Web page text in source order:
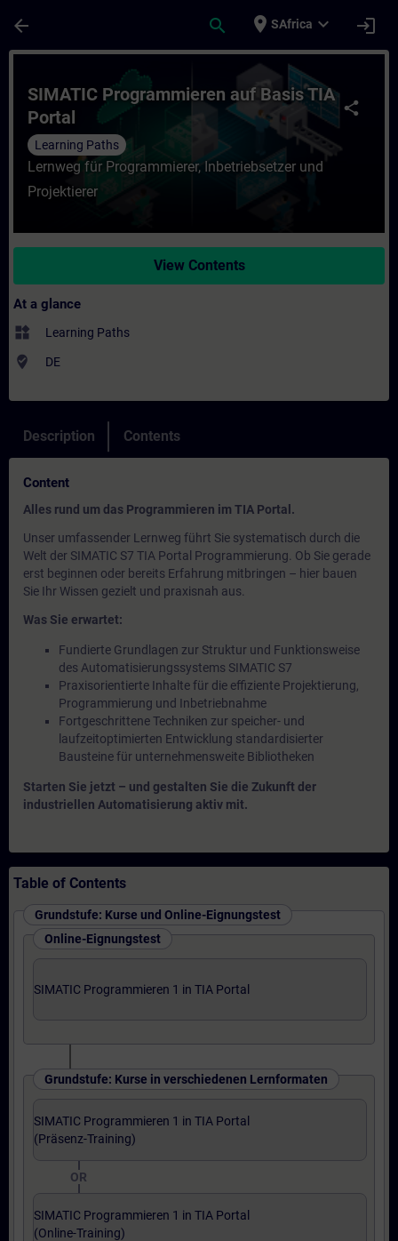
arrow_back search place SAfrica expand_more login
Course - SIMATIC Programmieren auf
share
SIMATIC Programmieren auf Basis TIA
Portal
Learning Paths
Lernweg für Programmierer, Inbetriebsetzer und
Projektierer
View Contents
At a glance
widgets Learning Paths
where_to_vote DE
Description Contents
Content
Alles rund um das Programmieren im TIA Portal.
Unser umfassender Lernweg führt Sie systematisch durch die
Welt der SIMATIC S7 TIA Portal Programmierung. Ob Sie gerade
erst beginnen oder bereits Erfahrung mitbringen – hier bauen
Sie Ihr Wissen gezielt und praxisnah aus.
Was Sie erwartet:
Fundierte Grundlagen zur Struktur und Funktionsweise
des Automatisierungssystems SIMATIC S7
Praxisorientierte Inhalte für die effiziente Projektierung,
Programmierung und Inbetriebnahme
Fortgeschrittene Techniken zur speicher- und
laufzeitoptimierten Entwicklung standardisierter
Bausteine für unternehmensweite Bibliotheken
Starten Sie jetzt – und gestalten Sie die Zukunft der
industriellen Automatisierung aktiv mit.
Table of Contents
Grundstufe: Kurse und Online-Eignungstest
Online-Eignungstest
SIMATIC Programmieren 1 in TIA Portal
Grundstufe: Kurse in verschiedenen Lernformaten
SIMATIC Programmieren 1 in TIA Portal
(Präsenz-Training)
OR
SIMATIC Programmieren 1 in TIA Portal
(Online-Training)